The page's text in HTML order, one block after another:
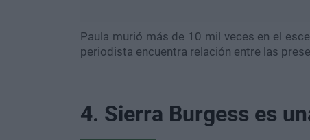
Paula murió más de 10 mil veces en el
periodista encuentra relación entre las
4. Sierra Burgess es